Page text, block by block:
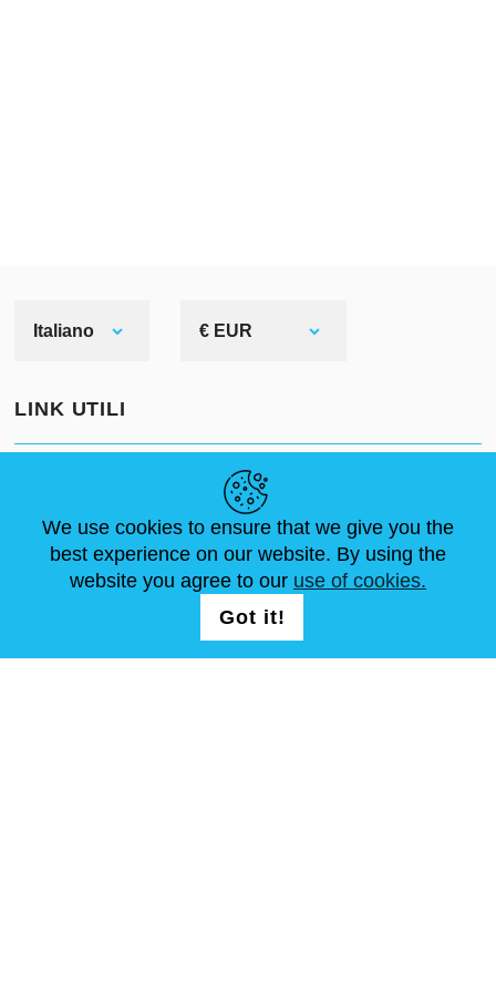
Italiano € EUR
LINK UTILI
ABOUT USDIMENSIONI STANDARD
CONTATTACI
SEGUICI
REGISTRATION
We use cookies to ensure that we give you the
best experience on our website. By using the
website you agree to our use of cookies.
Got it!